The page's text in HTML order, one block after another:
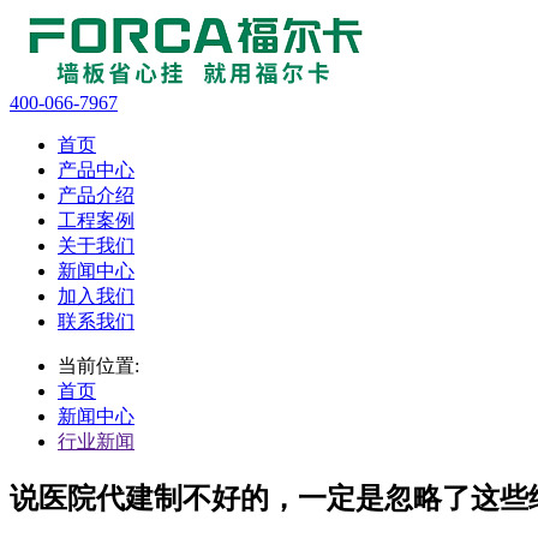
400-066-7967
首页
产品中心
产品介绍
工程案例
关于我们
新闻中心
加入我们
联系我们
当前位置:
首页
新闻中心
行业新闻
说医院代建制不好的，一定是忽略了这些